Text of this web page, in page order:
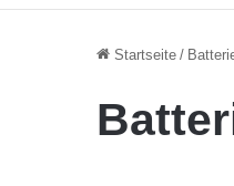
Startseite /